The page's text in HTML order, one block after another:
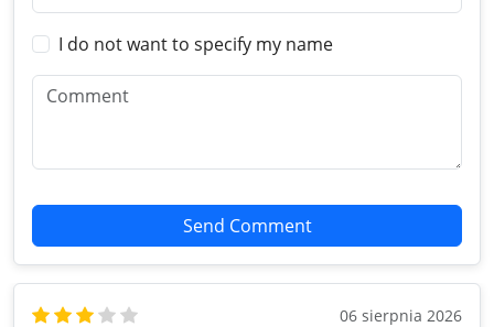
I do not want to specify my name
Send Comment
06 sierpnia 2026